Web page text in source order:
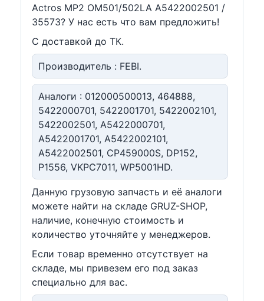
Actros MP2 OM501/502LA A5422002501 /
35573? У нас есть что вам предложить!
С доставкой до ТК.
Производитель : FEBI.
Аналоги : 012000500013, 464888,
5422000701, 5422001701, 5422002101,
5422002501, A5422000701,
A5422001701, A5422002101,
A5422002501, CP459000S, DP152,
P1556, VKPC7011, WP5001HD.
Данную грузовую запчасть и её аналоги
можете найти на складе GRUZ-SHOP,
наличие, конечную стоимость и
количество уточняйте у менеджеров.
Если товар временно отсутствует на
складе, мы привезем его под заказ
специально для вас.